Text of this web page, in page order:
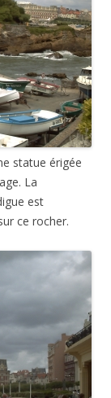
statue érigée
La
est
ce rocher.